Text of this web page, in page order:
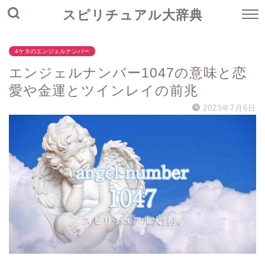
スピリチュアル大辞典
4ケタのエンジェルナンバー
エンジェルナンバー1047の意味と恋
愛や金運とツインレイの前兆
2023年7月6日